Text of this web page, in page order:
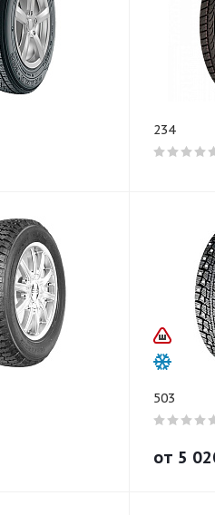
234
503
от 5